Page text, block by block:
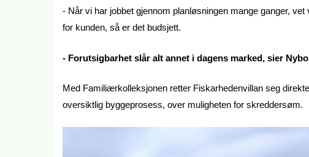
- Når vi har jobbet gjennom planløsningen mange ganger,
for kunden, så er det budsjett.
- Forutsigbarhet slår alt annet i dagens marked, sier
Med Familiærkolleksjonen retter Fiskarhedenvillan seg
oversiktlig byggeprosess, over muligheten for skreddersøm.